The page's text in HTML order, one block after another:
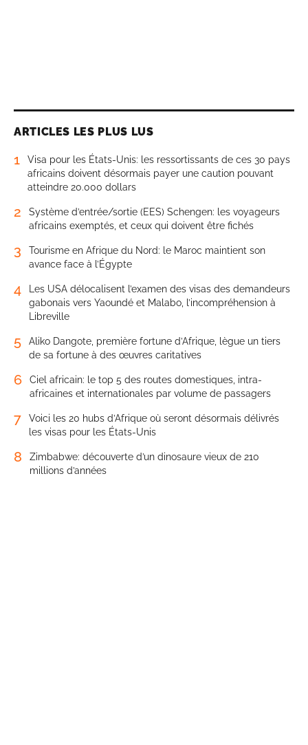
ARTICLES LES PLUS LUS
1
Visa pour les États-Unis: les ressortissants de ces 30 pays
africains doivent désormais payer une caution pouvant
atteindre 20.000 dollars
2
Système d’entrée/sortie (EES) Schengen: les voyageurs
africains exemptés, et ceux qui doivent être fichés
3
Tourisme en Afrique du Nord: le Maroc maintient son
avance face à l’Égypte
4
Les USA délocalisent l’examen des visas des demandeurs
gabonais vers Yaoundé et Malabo, l’incompréhension à
Libreville
5
Aliko Dangote, première fortune d’Afrique, lègue un tiers
de sa fortune à des œuvres caritatives
6
Ciel africain: le top 5 des routes domestiques, intra-
africaines et internationales par volume de passagers
7
Voici les 20 hubs d’Afrique où seront désormais délivrés
les visas pour les États-Unis
8
Zimbabwe: découverte d’un dinosaure vieux de 210
millions d’années